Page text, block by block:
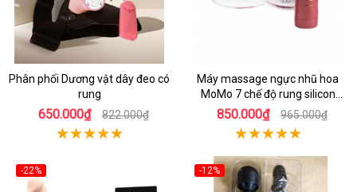
Phân phối Dương vật dây đeo có
rung
650.000₫ 822.000₫
Máy massage ngực nhũ hoa
MoMo 7 chế độ rung silicon
mềm mại
850.000₫ 965.000₫
-22% -12%